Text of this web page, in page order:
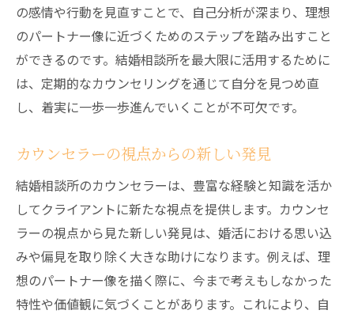
の感情や行動を見直すことで、自己分析が深まり、理想
のパートナー像に近づくためのステップを踏み出すこと
ができるのです。結婚相談所を最大限に活用するために
は、定期的なカウンセリングを通じて自分を見つめ直
し、着実に一歩一歩進んでいくことが不可欠です。
カウンセラーの視点からの新しい発見
結婚相談所のカウンセラーは、豊富な経験と知識を活か
してクライアントに新たな視点を提供します。カウンセ
ラーの視点から見た新しい発見は、婚活における思い込
みや偏見を取り除く大きな助けになります。例えば、理
想のパートナー像を描く際に、今まで考えもしなかった
特性や価値観に気づくことがあります。これにより、自